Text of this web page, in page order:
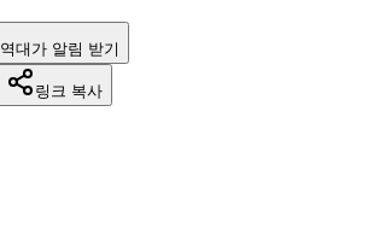
대가 알림 받기
링크 복사